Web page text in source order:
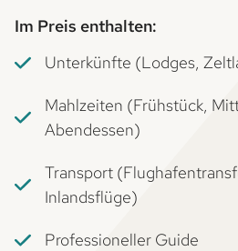
Im Preis enthalten:
Unterkünfte (Lodges,
Mahlzeiten (Frühstück,
Abendessen)
Transport
Inlandsflüge)
Professioneller Guide